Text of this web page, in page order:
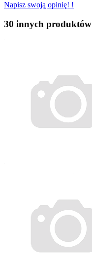
Napisz swoją opinię! !
30 innych